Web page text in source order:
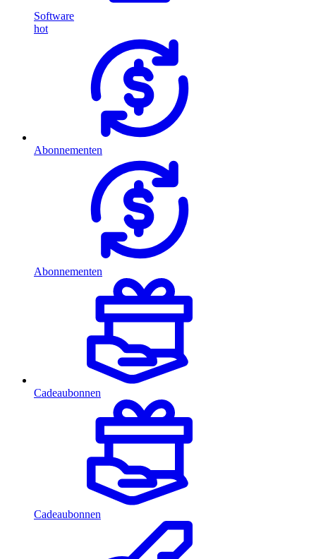
Software
hot
Abonnementen
Abonnementen
Cadeaubonnen
Cadeaubonnen